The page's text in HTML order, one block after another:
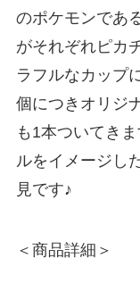
のポケモンであ
がそれぞれピカ
ラフルなカップ
個につきオリジ
も1本ついてき
ルをイメージし
見です♪
＜商品詳細＞